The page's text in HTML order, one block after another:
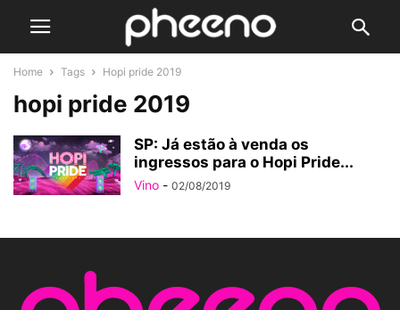
Home Tags Hopi pride 2019
hopi pride 2019
SP: Já estão à venda os
ingressos para o Hopi Pride...
Vino - 02/08/2019